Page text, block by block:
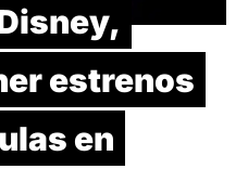
estrenos
en